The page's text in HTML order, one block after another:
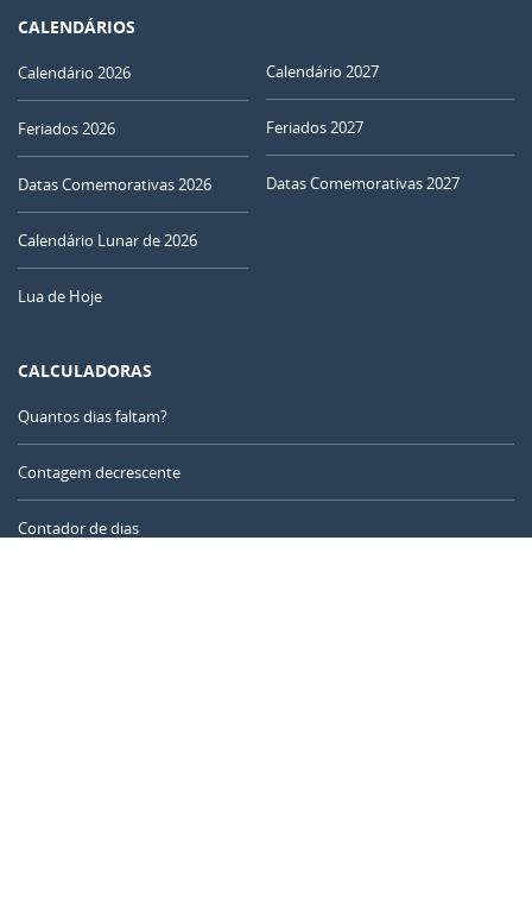
CALENDÁRIOS
Calendário 2026
Feriados 2026
Datas Comemorativas 2026
Calendário Lunar de 2026
Lua de Hoje
Calendário 2027
Feriados 2027
Datas Comemorativas 2027
CALCULADORAS
Quantos dias faltam?
Contagem decrescente
Contador de dias